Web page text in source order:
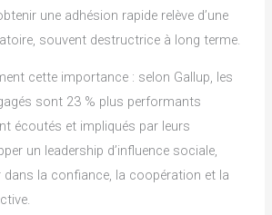
une adhésion rapide relève d’une
souvent destructrice à long terme.
cette importance : selon Gallup, les
sont 23 % plus performants
écoutés et impliqués par leurs
un leadership d’influence sociale,
dans la confiance, la coopération et la